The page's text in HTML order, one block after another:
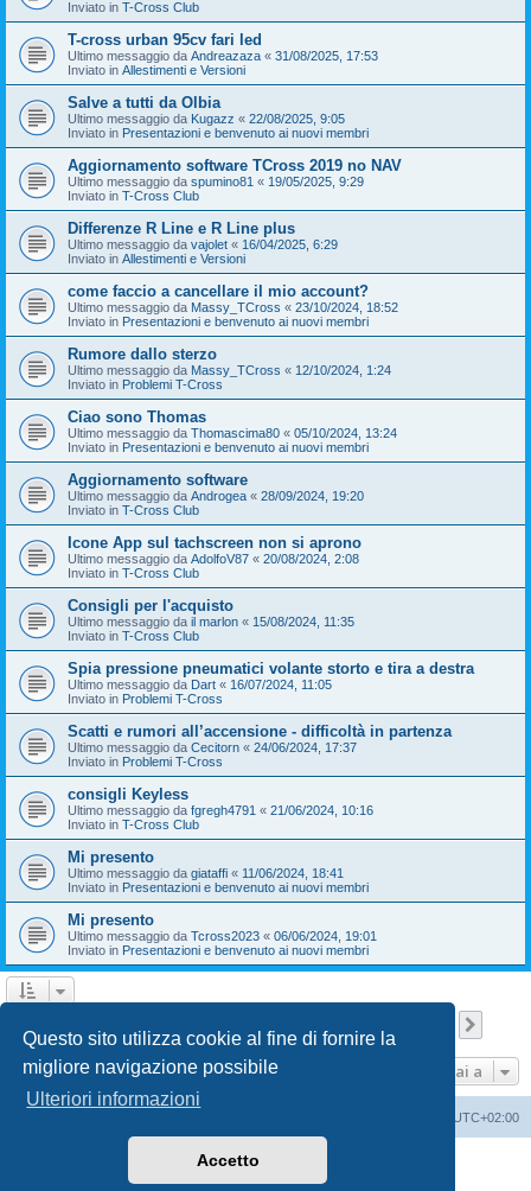
Questo sito utilizza cookie al fine di fornire la
migliore navigazione possibile
Ulteriori informazioni
Accetto
Inviato in T-Cross Club
T-cross urban 95cv fari led
Ultimo messaggio da Andreazaza « 31/08/2025, 17:53
Inviato in Allestimenti e Versioni
Salve a tutti da Olbia
Ultimo messaggio da Kugazz « 22/08/2025, 9:05
Inviato in Presentazioni e benvenuto ai nuovi membri
Aggiornamento software TCross 2019 no NAV
Ultimo messaggio da spumino81 « 19/05/2025, 9:29
Inviato in T-Cross Club
Differenze R Line e R Line plus
Ultimo messaggio da vajolet « 16/04/2025, 6:29
Inviato in Allestimenti e Versioni
come faccio a cancellare il mio account?
Ultimo messaggio da Massy_TCross « 23/10/2024, 18:52
Inviato in Presentazioni e benvenuto ai nuovi membri
Rumore dallo sterzo
Ultimo messaggio da Massy_TCross « 12/10/2024, 1:24
Inviato in Problemi T-Cross
Ciao sono Thomas
Ultimo messaggio da Thomascima80 « 05/10/2024, 13:24
Inviato in Presentazioni e benvenuto ai nuovi membri
Aggiornamento software
Ultimo messaggio da Androgea « 28/09/2024, 19:20
Inviato in T-Cross Club
Icone App sul tachscreen non si aprono
Ultimo messaggio da AdolfoV87 « 20/08/2024, 2:08
Inviato in T-Cross Club
Consigli per l'acquisto
Ultimo messaggio da il marlon « 15/08/2024, 11:35
Inviato in T-Cross Club
Spia pressione pneumatici volante storto e tira a destra
Ultimo messaggio da Dart « 16/07/2024, 11:05
Inviato in Problemi T-Cross
Scatti e rumori all’accensione - difficoltà in partenza
Ultimo messaggio da Cecitorn « 24/06/2024, 17:37
Inviato in Problemi T-Cross
consigli Keyless
Ultimo messaggio da fgregh4791 « 21/06/2024, 10:16
Inviato in T-Cross Club
Mi presento
Ultimo messaggio da giataffi « 11/06/2024, 18:41
Inviato in Presentazioni e benvenuto ai nuovi membri
Mi presento
Ultimo messaggio da Tcross2023 « 06/06/2024, 19:01
Inviato in Presentazioni e benvenuto ai nuovi membri
Vai a
UTC+02:00
phpBB® Forum Software © phpBB Limited
phpBB-Italia.it